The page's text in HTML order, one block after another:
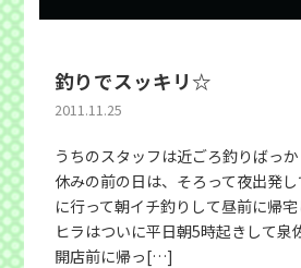
釣りでスッキリ☆
2011.11.25
うちのスタッフは近ごろ釣りばっか
休みの前の日は、そろって夜出発
に行って朝イチ釣りして昼前に帰
ヒラはついに平日朝5時起きして泉
開店前に帰っ[…]